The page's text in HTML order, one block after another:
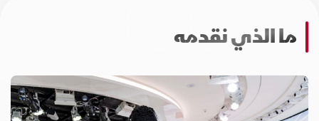
ما الذي نقدمه